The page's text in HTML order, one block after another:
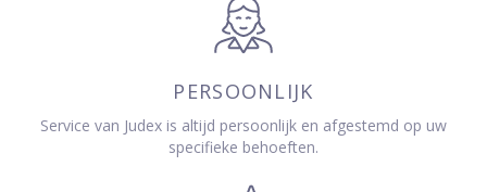
PERSOONLIJK
Service van Judex is altijd persoonlijk en afgestemd op uw
specifieke behoeften.